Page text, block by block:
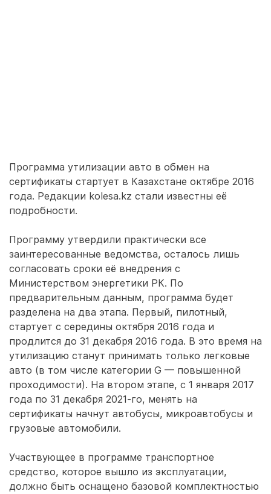
Программа утилизации авто в обмен на
сертификаты стартует в Казахстане октябре 2016
года. Редакции kolesa.kz стали известны её
подробности.
Программу утвердили практически все
заинтересованные ведомства, осталось лишь
согласовать сроки её внедрения с
Министерством энергетики РК. По
предварительным данным, программа будет
разделена на два этапа. Первый, пилотный,
стартует с середины октября 2016 года и
продлится до 31 декабря 2016 года. В это время на
утилизацию станут принимать только легковые
авто (в том числе категории G — повышенной
проходимости). На втором этапе, с 1 января 2017
года по 31 декабря 2021-го, менять на
сертификаты начнут автобусы, микроавтобусы и
грузовые автомобили.
Участвующее в программе транспортное
средство, которое вышло из эксплуатации,
должно быть оснащено базовой комплектностью